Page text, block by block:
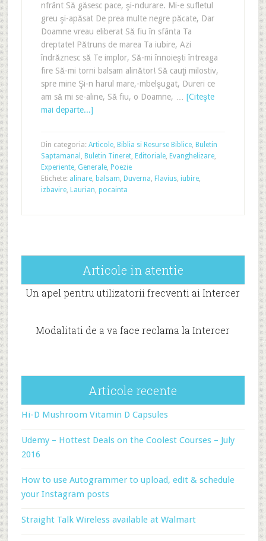
nfrânt Să găsesc pace, şi-ndurare. Mi-e sufletul
greu şi-apăsat De prea multe negre păcate, Dar
Doamne vreau eliberat Să fiu în sfânta Ta
dreptate! Pătruns de marea Ta iubire, Azi
îndrăznesc să Te implor, Să-mi înnoieşti întreaga
fire Să-mi torni balsam alinător! Să cauţi milostiv,
spre mine Şi-n harul mare,-mbelşugat, Dureri ce
am să mi se-aline, Să fiu, o Doamne, … [Citeşte
mai departe...]
Din categoria: Articole, Biblia si Resurse Biblice, Buletin
Saptamanal , Buletin Tineret, Editoriale, Evanghelizare,
Experiente, Generale, Poezie
Etichete: alinare, balsam, Duverna, Flavius, iubire,
izbavire, Laurian, pocainta
Articole in atentie
Un apel pentru utilizatorii frecventi ai Intercer
Modalitati de a va face reclama la Intercer
Articole recente
Hi-D Mushroom Vitamin D Capsules
Udemy – Hottest Deals on the Coolest Courses – July
2016
How to use Autogrammer to upload, edit & schedule
your Instagram posts
Straight Talk Wireless available at Walmart